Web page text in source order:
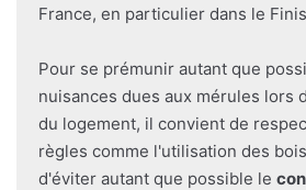
France, en particulier dans le
Pour se prémunir autant que
nuisances dues aux mérules lors
du logement, il convient de
règles comme l'utilisation des
d'éviter autant que possible le